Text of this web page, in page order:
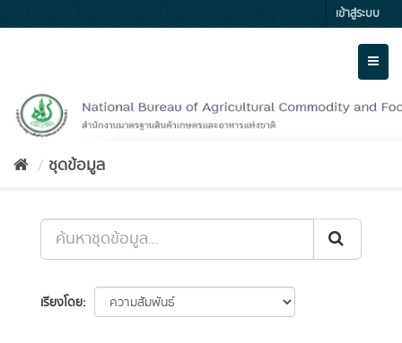
to
เข้าสู่ระบบ
ชุดข้อมูล
เรียงโดย